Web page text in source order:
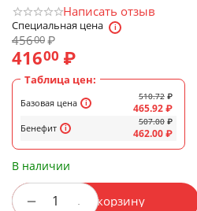
Написать отзыв
Специальная цена
45600₽
41600 ₽
Таблица цен:
Базовая цена
Бенефит
510.72 ₽
465.92₽
507.00 ₽
462.00₽
В наличии
+
− В корзину